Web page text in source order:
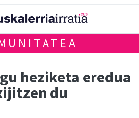
heziketa eredua
du